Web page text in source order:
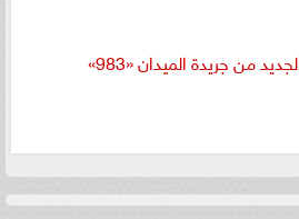
من جريدة الميدان «983»